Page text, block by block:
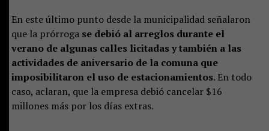
En este último punto desde la municipalidad señalaron
que la prórroga se debió al arreglos durante el
verano de algunas calles licitadas y también a las
actividades de aniversario de la comuna que
imposibilitaron el uso de estacionamientos. En todo
caso, aclaran, que la empresa debió cancelar $16
millones más por los días extras.